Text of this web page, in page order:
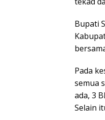
Bupati
Pada
semua
ada, 3
Selain